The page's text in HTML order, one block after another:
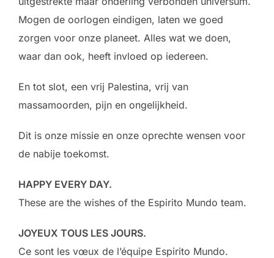
Mogen de oorlogen eindigen, laten we goed
zorgen voor onze planeet. Alles wat we doen,
waar dan ook, heeft invloed op iedereen.
En tot slot, een vrij Palestina, vrij van
massamoorden, pijn en ongelijkheid.
Dit is onze missie en onze oprechte wensen voor
de nabije toekomst.
HAPPY EVERY DAY.
These are the wishes of the Espirito Mundo team.
JOYEUX TOUS LES JOURS.
Ce sont les vœux de l’équipe Espirito Mundo.